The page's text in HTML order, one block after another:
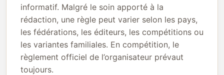
informatif. Malgré le soin apporté à la
rédaction, une règle peut varier selon les pays,
les fédérations, les éditeurs, les compétitions ou
les variantes familiales. En compétition, le
règlement officiel de l’organisateur prévaut
toujours.